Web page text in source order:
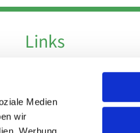
Medien
wir
Links
Impressum